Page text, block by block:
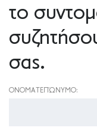
το
σας.
ΟΝΟΜΑΤΕΠΏΝΥΜΟ: